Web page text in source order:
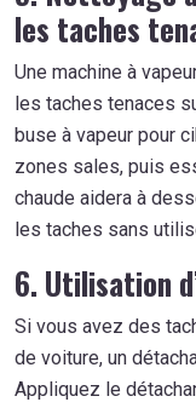
les taches
Une machine à
les taches tenaces
buse à vapeur pour
zones sales, puis
chaude aidera à
les taches sans
6. Utilisation
Si vous avez des
de voiture, un
Appliquez le